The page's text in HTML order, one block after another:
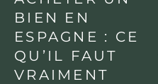
BIEN EN
ESPAGNE : CE
QU’IL FAUT
VRAIMENT